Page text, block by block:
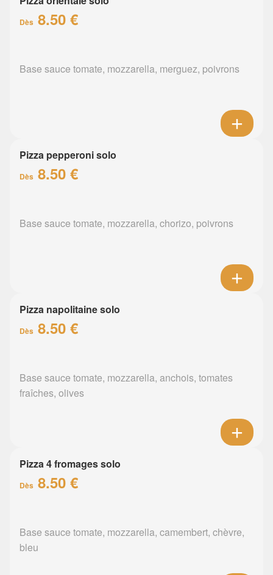
Dès 8.50 €
Base sauce tomate, mozzarella, merguez, poivrons
Pizza pepperoni solo
Dès 8.50 €
Base sauce tomate, mozzarella, chorizo, poivrons
Pizza napolitaine solo
Dès 8.50 €
Base sauce tomate, mozzarella, anchois, tomates
fraîches, olives
Pizza 4 fromages solo
Dès 8.50 €
Base sauce tomate, mozzarella, camembert, chèvre,
bleu